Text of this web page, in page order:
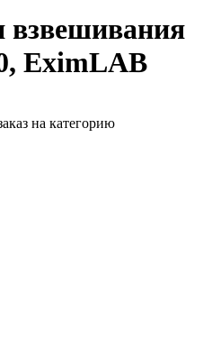
взвешивания
EximLAB
на категорию